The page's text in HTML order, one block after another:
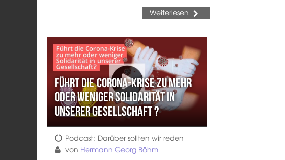
Weiterlesen
Führt die Corona-Krise zu mehr
oder weniger Solidarität in
unserer Gesellschaft ?
Podcast: Darüber sollten wir reden
von Hermann Georg Böhm